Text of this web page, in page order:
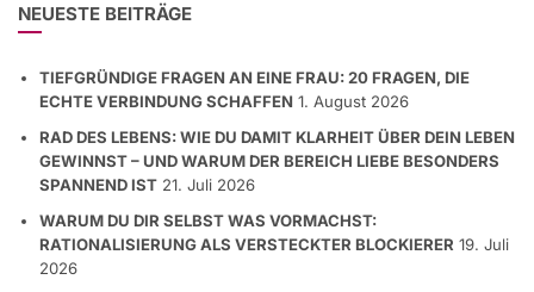
NEUESTE BEITRÄGE
TIEFGRÜNDIGE FRAGEN AN EINE FRAU: 20 FRAGEN, DIE
ECHTE VERBINDUNG SCHAFFEN 1. August 2026
RAD DES LEBENS: WIE DU DAMIT KLARHEIT ÜBER DEIN LEBEN
GEWINNST – UND WARUM DER BEREICH LIEBE BESONDERS
SPANNEND IST 21. Juli 2026
WARUM DU DIR SELBST WAS VORMACHST:
RATIONALISIERUNG ALS VERSTECKTER BLOCKIERER 19. Juli
2026